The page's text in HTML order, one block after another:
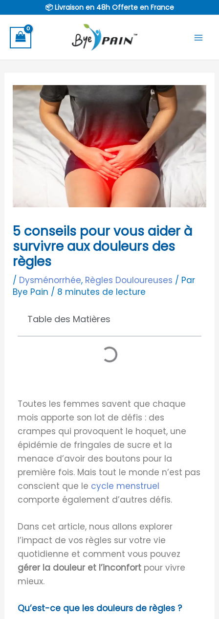
contenu
📦 Livraison en 48h Offerte en France
5 conseils pour vous aider à
survivre aux douleurs des
règles
/ Dysménorrhée, Règles Douloureuses / Par
Bye Pain / 8 minutes de lecture
Table des Matières
Toutes les femmes savent que chaque
mois apporte son lot de défis : des
crampes qui provoquent le hoquet, une
épidémie de fringales de sucre et la
menace d’avoir des boutons pour la
première fois. Mais tout le monde n’est pas
conscient que le cycle menstruel
comporte également d’autres défis.
Dans cet article, nous allons explorer
l’impact de vos règles sur votre vie
quotidienne et comment vous pouvez
gérer la douleur et l’inconfort pour vivre
mieux.
Qu’est-ce que les douleurs de règles ?